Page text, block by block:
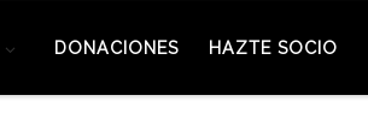
DONACIONES HAZTE SOCIO